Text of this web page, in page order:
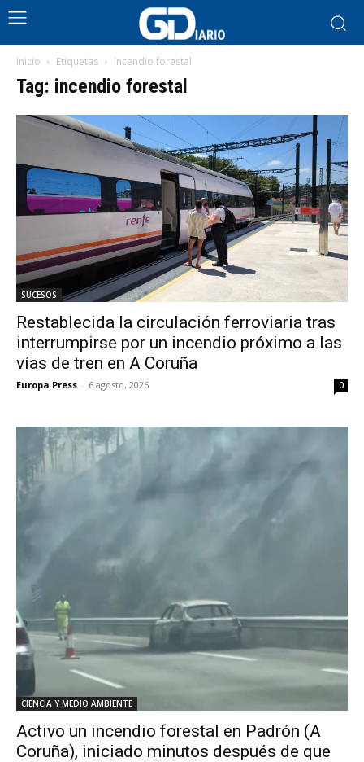
Inicio Etiquetas Incendio forestal
Tag: incendio forestal
SUCESOS
Restablecida la circulación ferroviaria tras
interrumpirse por un incendio próximo a las
vías de tren en A Coruña
Europa Press - 6 agosto, 2026 0
CIENCIA Y MEDIO AMBIENTE
Activo un incendio forestal en Padrón (A
Coruña), iniciado minutos después de que